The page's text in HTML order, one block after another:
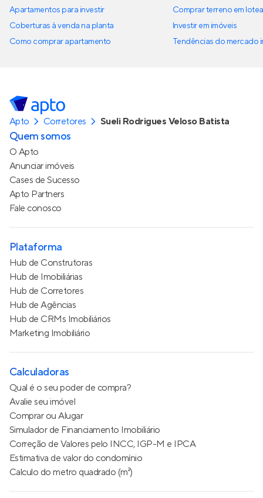
Apartamentos para investir
Coberturas à venda na planta
Como comprar apartamento
Comprar terreno em
Investir em imóveis
Tendências do mercado
Apto Corretores Sueli Rodrigues Veloso Batista
Quem somos
O Apto
Anunciar imóveis
Cases de Sucesso
Apto Partners
Fale conosco
Plataforma
Hub de Construtoras
Hub de Imobiliárias
Hub de Corretores
Hub de Agências
Hub de CRMs Imobiliários
Marketing Imobiliário
Calculadoras
Qual é o seu poder de compra?
Avalie seu imóvel
Comprar ou Alugar
Simulador de Financiamento Imobiliário
Correção de Valores pelo INCC, IGP-M e IPCA
Estimativa de valor do condomínio
Calculo do metro quadrado (m²)